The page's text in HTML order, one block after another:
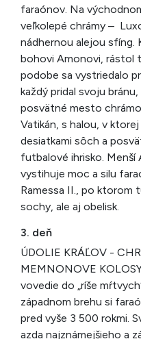
faraónov. Na
veľkolepé chrámy –
nádhernou alejou sfíng.
bohovi Amonovi, rástol
podobe sa vystriedalo
každý pridal svoju
posvätné mesto
Vatikán, s halou, v
desiatkami sôch a
futbalové ihrisko. Menší
vystihuje moc a silu
Ramessa II., po ktorom
sochy, ale aj obelisk.
3. deň
ÚDOLIE KRÁĽOV -
MEMNONOVE
vovedie do „ríše
západnom brehu si
pred vyše 3 500 rokmi.
azda najznámejšieho a